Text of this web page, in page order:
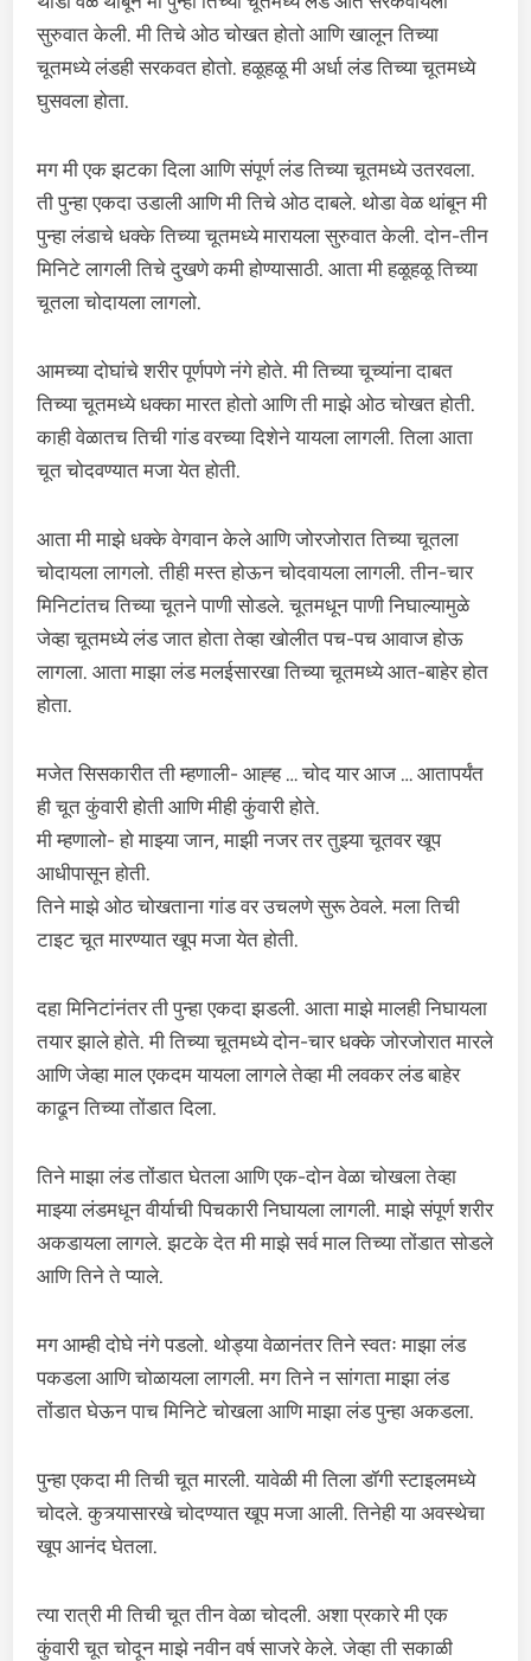
सुरुवात केली. मी तिचे ओठ चोखत होतो आणि खालून तिच्या
चूतमध्ये लंडही सरकवत होतो. हळूहळू मी अर्धा लंड तिच्या चूतमध्ये
घुसवला होता.
मग मी एक झटका दिला आणि संपूर्ण लंड तिच्या चूतमध्ये उतरवला.
ती पुन्हा एकदा उडाली आणि मी तिचे ओठ दाबले. थोडा वेळ थांबून मी
पुन्हा लंडाचे धक्के तिच्या चूतमध्ये मारायला सुरुवात केली. दोन-तीन
मिनिटे लागली तिचे दुखणे कमी होण्यासाठी. आता मी हळूहळू तिच्या
चूतला चोदायला लागलो.
आमच्या दोघांचे शरीर पूर्णपणे नंगे होते. मी तिच्या चूच्यांना दाबत
तिच्या चूतमध्ये धक्का मारत होतो आणि ती माझे ओठ चोखत होती.
काही वेळातच तिची गांड वरच्या दिशेने यायला लागली. तिला आता
चूत चोदवण्यात मजा येत होती.
आता मी माझे धक्के वेगवान केले आणि जोरजोरात तिच्या चूतला
चोदायला लागलो. तीही मस्त होऊन चोदवायला लागली. तीन-चार
मिनिटांतच तिच्या चूतने पाणी सोडले. चूतमधून पाणी निघाल्यामुळे
जेव्हा चूतमध्ये लंड जात होता तेव्हा खोलीत पच-पच आवाज होऊ
लागला. आता माझा लंड मलईसारखा तिच्या चूतमध्ये आत-बाहेर होत
होता.
मजेत सिसकारीत ती म्हणाली- आह्ह … चोद यार आज … आतापर्यंत
ही चूत कुंवारी होती आणि मीही कुंवारी होते.
मी म्हणालो- हो माझ्या जान, माझी नजर तर तुझ्या चूतवर खूप
आधीपासून होती.
तिने माझे ओठ चोखताना गांड वर उचलणे सुरू ठेवले. मला तिची
टाइट चूत मारण्यात खूप मजा येत होती.
दहा मिनिटांनंतर ती पुन्हा एकदा झडली. आता माझे मालही निघायला
तयार झाले होते. मी तिच्या चूतमध्ये दोन-चार धक्के जोरजोरात मारले
आणि जेव्हा माल एकदम यायला लागले तेव्हा मी लवकर लंड बाहेर
काढून तिच्या तोंडात दिला.
तिने माझा लंड तोंडात घेतला आणि एक-दोन वेळा चोखला तेव्हा
माझ्या लंडमधून वीर्याची पिचकारी निघायला लागली. माझे संपूर्ण शरीर
अकडायला लागले. झटके देत मी माझे सर्व माल तिच्या तोंडात सोडले
आणि तिने ते प्याले.
मग आम्ही दोघे नंगे पडलो. थोड्या वेळानंतर तिने स्वतः माझा लंड
पकडला आणि चोळायला लागली. मग तिने न सांगता माझा लंड
तोंडात घेऊन पाच मिनिटे चोखला आणि माझा लंड पुन्हा अकडला.
पुन्हा एकदा मी तिची चूत मारली. यावेळी मी तिला डॉगी स्टाइलमध्ये
चोदले. कुत्र्यासारखे चोदण्यात खूप मजा आली. तिनेही या अवस्थेचा
खूप आनंद घेतला.
त्या रात्री मी तिची चूत तीन वेळा चोदली. अशा प्रकारे मी एक
कुंवारी चूत चोदून माझे नवीन वर्ष साजरे केले. जेव्हा ती सकाळी